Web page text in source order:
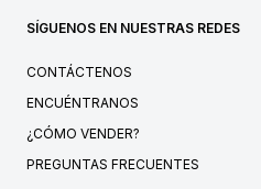
SÍGUENOS EN NUESTRAS REDES
CONTÁCTENOS
ENCUÉNTRANOS
¿CÓMO VENDER?
PREGUNTAS FRECUENTES